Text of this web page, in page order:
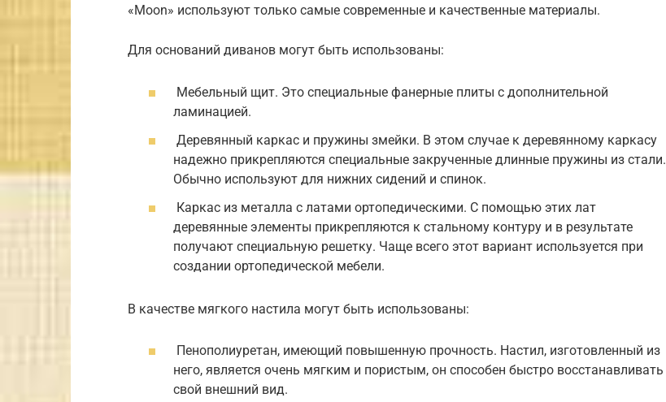
«Moon» используют только самые современные и качественные материалы.
Для оснований диванов могут быть использованы:
Мебельный щит. Это специальные фанерные плиты с дополнительной
ламинацией.
Деревянный каркас и пружины змейки. В этом случае к деревянному каркасу
надежно прикрепляются специальные закрученные длинные пружины из стали.
Обычно используют для нижних сидений и спинок.
Каркас из металла с латами ортопедическими. С помощью этих лат
деревянные элементы прикрепляются к стальному контуру и в результате
получают специальную решетку. Чаще всего этот вариант используется при
создании ортопедической мебели.
В качестве мягкого настила могут быть использованы:
Пенополиуретан, имеющий повышенную прочность. Настил, изготовленный из
него, является очень мягким и пористым, он способен быстро восстанавливать
свой внешний вид.